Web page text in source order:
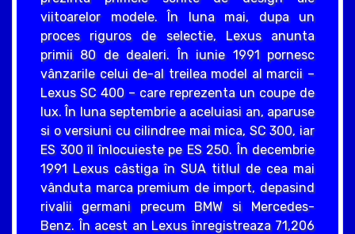
viitoarelor modele. În luna mai, dupa un
proces riguros de selectie, Lexus anunta
primii 80 de dealeri. În iunie 1991 pornesc
vânzarile celui de-al treilea model al marcii –
Lexus SC 400 – care reprezenta un coupe de
lux. În luna septembrie a aceluiasi an, aparuse
si o versiuni cu cilindree mai mica, SC 300, iar
ES 300 îl înlocuieste pe ES 250. În decembrie
1991 Lexus câstiga în SUA titlul de cea mai
vânduta marca premium de import, depasind
rivalii germani precum BMW si Mercedes-
Benz. În acest an Lexus înregistreaza 71,206